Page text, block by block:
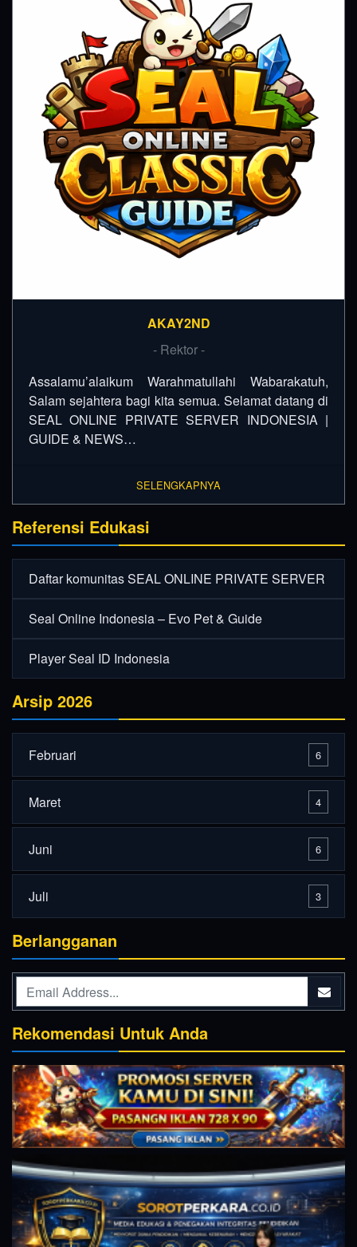
AKAY2ND
- Rektor -
Assalamu’alaikum Warahmatullahi Wabarakatuh,
Salam sejahtera bagi kita semua. Selamat datang di
SEAL ONLINE PRIVATE SERVER INDONESIA |
GUIDE & NEWS…
SELENGKAPNYA
Referensi Edukasi
Daftar komunitas SEAL ONLINE PRIVATE SERVER
Seal Online Indonesia – Evo Pet & Guide
Player Seal ID Indonesia
Arsip 2026
Februari 6
Maret 4
Juni 6
Juli 3
Berlangganan
Rekomendasi Untuk Anda